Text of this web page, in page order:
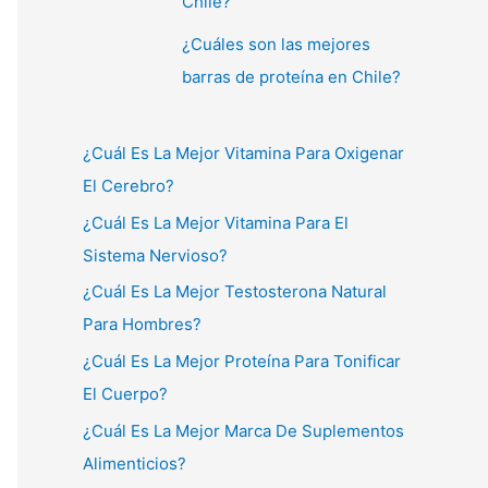
¿Cuáles son las mejores
barras de proteína en Chile?
¿Cuál Es La Mejor Vitamina Para Oxigenar
El Cerebro?
¿Cuál Es La Mejor Vitamina Para El
Sistema Nervioso?
¿Cuál Es La Mejor Testosterona Natural
Para Hombres?
¿Cuál Es La Mejor Proteína Para Tonificar
El Cuerpo?
¿Cuál Es La Mejor Marca De Suplementos
Alimenticios?